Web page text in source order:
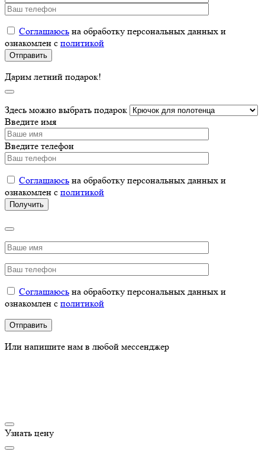
Соглашаюсь на обработку персональных данных и
ознакомлен с политикой
Дарим летний подарок!
Здесь можно выбрать подарок
Введите имя
Введите телефон
Соглашаюсь на обработку персональных данных и
ознакомлен с политикой
Соглашаюсь на обработку персональных данных и
ознакомлен с политикой
Или напишите нам в любой мессенджер
Узнать цену